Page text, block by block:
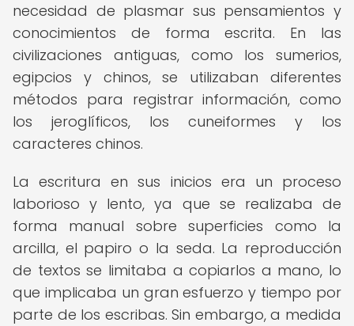
necesidad de plasmar sus pensamientos y
conocimientos de forma escrita. En las
civilizaciones antiguas, como los sumerios,
egipcios y chinos, se utilizaban diferentes
métodos para registrar información, como
los jeroglíficos, los cuneiformes y los
caracteres chinos.
La escritura en sus inicios era un proceso
laborioso y lento, ya que se realizaba de
forma manual sobre superficies como la
arcilla, el papiro o la seda. La reproducción
de textos se limitaba a copiarlos a mano, lo
que implicaba un gran esfuerzo y tiempo por
parte de los escribas. Sin embargo, a medida